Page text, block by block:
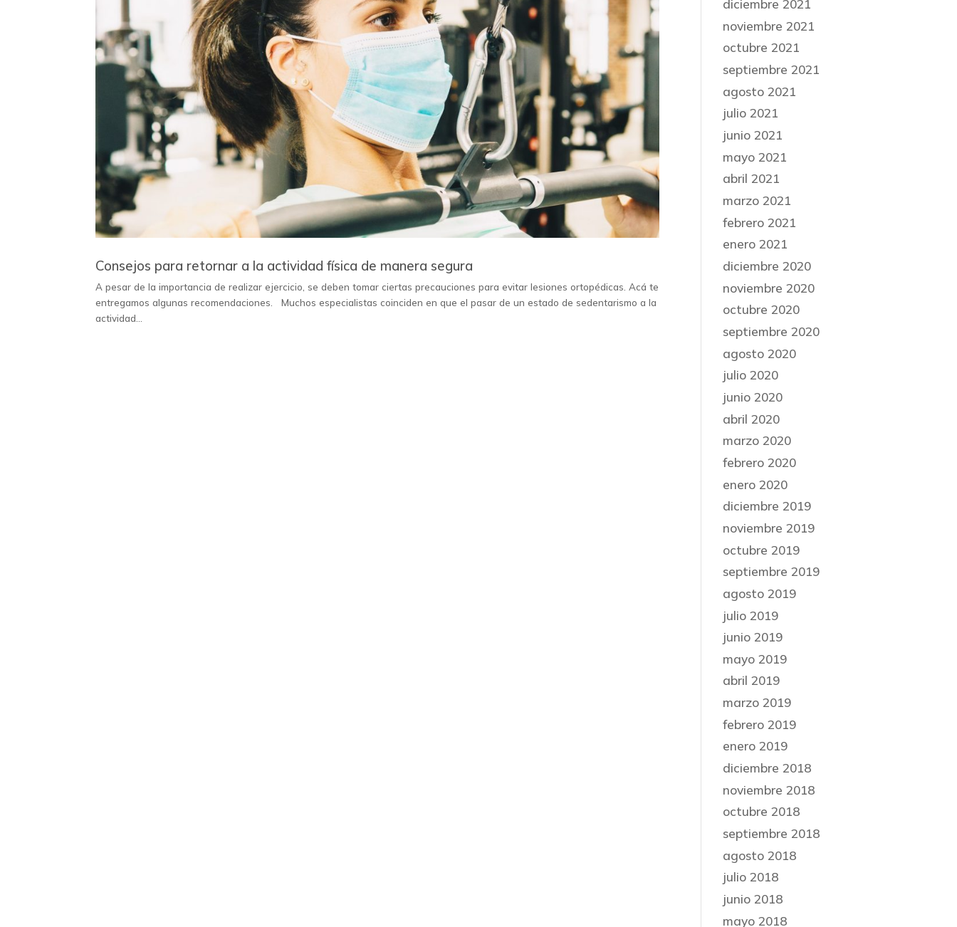
Consejos para retornar a la actividad física de manera segura
A pesar de la importancia de realizar ejercicio, se deben tomar ciertas precauciones para evitar lesiones ortopédicas. Acá te
entregamos algunas recomendaciones. Muchos especialistas coinciden en que el pasar de un estado de sedentarismo a la
actividad...
diciembre 2021
noviembre 2021
octubre 2021
septiembre 2021
agosto 2021
julio 2021
junio 2021
mayo 2021
abril 2021
marzo 2021
febrero 2021
enero 2021
diciembre 2020
noviembre 2020
octubre 2020
septiembre 2020
agosto 2020
julio 2020
junio 2020
abril 2020
marzo 2020
febrero 2020
enero 2020
diciembre 2019
noviembre 2019
octubre 2019
septiembre 2019
agosto 2019
julio 2019
junio 2019
mayo 2019
abril 2019
marzo 2019
febrero 2019
enero 2019
diciembre 2018
noviembre 2018
octubre 2018
septiembre 2018
agosto 2018
julio 2018
junio 2018
mayo 2018